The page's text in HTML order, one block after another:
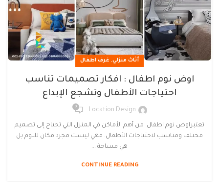
أثاث منزلي, غرف اطفال
اوض نوم اطفال : افكار تصميمات تناسب
احتياجات الأطفال وتشجع الإبداع
Location Design
0
تعتبراوض نوم اطفال من أهم الأماكن في المنزل التي تحتاج إلى تصميم
مختلف ومناسب لاحتياجات الأطفال. فهي ليست مجرد مكان للنوم بل
هي مساحة ...
CONTINUE READING